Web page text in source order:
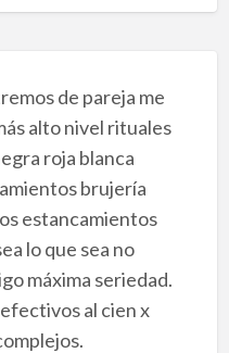
de pareja me
alto nivel rituales
roja blanca
brujería
estancamientos
lo que sea no
máxima seriedad.
al cien x